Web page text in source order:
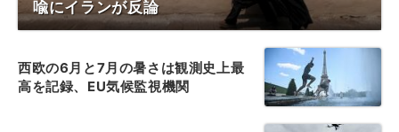
喩にイランが反論
西欧の6月と7月の暑さは観測史上最
高を記録、EU気候監視機関